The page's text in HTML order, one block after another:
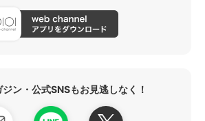
ジン・公式SNSもお見逃しなく！